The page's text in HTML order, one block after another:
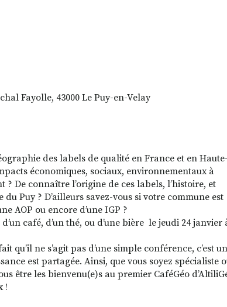
Fayolle, 43000 Le Puy-en-Velay
des labels de qualité en France et en Haute-
économiques, sociaux, environnementaux à
De connaître l’origine de ces labels, l’histoire, et
Puy ? D’ailleurs savez-vous si votre commune est
AOP ou encore d’une IGP ?
café, d’un thé, ou d’une bière le jeudi 24 janvier
qu’il ne s’agit pas d’une simple conférence, c’est un
est partagée. Ainsi, que vous soyez spécialiste
être les bienvenu(e)s au premier CaféGéo
!